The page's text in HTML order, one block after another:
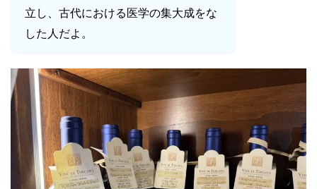
立し、古代における医学の集大成をな
した人だよ。